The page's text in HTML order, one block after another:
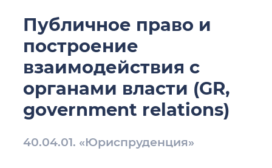
Публичное право и
построение
взаимодействия с
органами власти (GR,
government relations)
40.04.01. «Юриспруденция»